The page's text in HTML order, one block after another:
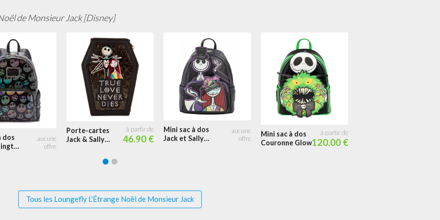
de Monsieur Jack [Disney]
dos
Porte-cartes
Jack & Sally
46.90 €
Mini sac à dos
Jack et Sally
Mini sac à dos
Couronne Glow120.00 €
Tous les Loungefly L'Étrange Noël de Monsieur Jack